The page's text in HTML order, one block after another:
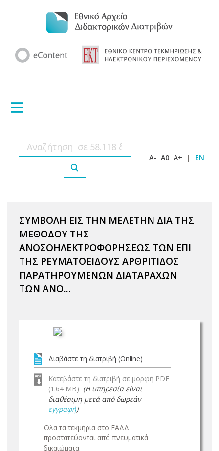
A- A0 A+ | EN
ΣΥΜΒΟΛΗ ΕΙΣ ΤΗΝ ΜΕΛΕΤΗΝ ΔΙΑ ΤΗΣ
ΜΕΘΟΔΟΥ ΤΗΣ
ΑΝΟΣΟΗΛΕΚΤΡΟΦΟΡΗΣΕΩΣ ΤΩΝ ΕΠΙ
ΤΗΣ ΡΕΥΜΑΤΟΕΙΔΟΥΣ ΑΡΘΡΙΤΙΔΟΣ
ΠΑΡΑΤΗΡΟΥΜΕΝΩΝ ΔΙΑΤΑΡΑΧΩΝ
ΤΩΝ ΑΝΟ...
Διαβάστε τη διατριβή (Online)
Κατεβάστε τη διατριβή σε μορφή PDF
(1.64 MB) (Η υπηρεσία είναι
διαθέσιμη μετά από δωρεάν
εγγραφή)
Όλα τα τεκμήρια στο ΕΑΔΔ
προστατεύονται από πνευματικά
δικαιώματα.